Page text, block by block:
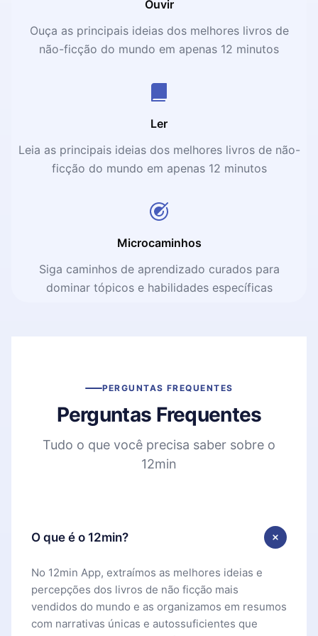
Ouvir
Ouça as principais ideias dos melhores livros de
não-ficção do mundo em apenas 12 minutos
Ler
Leia as principais ideias dos melhores livros de não-
ficção do mundo em apenas 12 minutos
Microcaminhos
Siga caminhos de aprendizado curados para
dominar tópicos e habilidades específicas
PERGUNTAS FREQUENTES
Perguntas Frequentes
Tudo o que você precisa saber sobre o
12min
O que é o 12min?
No 12min App, extraímos as melhores ideias e
percepções dos livros de não ficção mais
vendidos do mundo e as organizamos em resumos
com narrativas únicas e autossuficientes que